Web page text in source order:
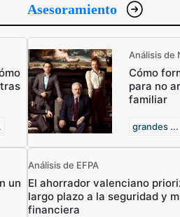
un
Asesoramiento
Análisis de
Cómo
para no
familiar
grandes ...
Análisis de EFPA
El ahorrador valenciano
largo plazo a la seguridad y
financiera